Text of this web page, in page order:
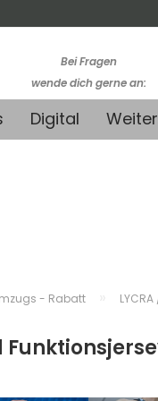
Bei Fragen
wende dich gerne an:
kontakt@stoffmonk.de
-Kein telefonischer
Digital
- Rabatt